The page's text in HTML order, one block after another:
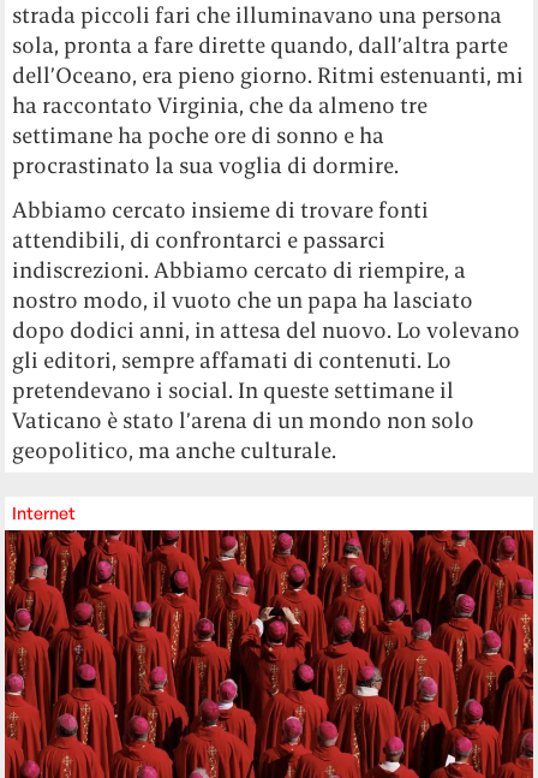
strada piccoli fari che illuminavano una persona
sola, pronta a fare dirette quando, dall’altra parte
dell’Oceano, era pieno giorno. Ritmi estenuanti, mi
ha raccontato Virginia, che da almeno tre
settimane ha poche ore di sonno e ha
procrastinato la sua voglia di dormire.
Abbiamo cercato insieme di trovare fonti
attendibili, di confrontarci e passarci
indiscrezioni. Abbiamo cercato di riempire, a
nostro modo, il vuoto che un papa ha lasciato
dopo dodici anni, in attesa del nuovo. Lo volevano
gli editori, sempre affamati di contenuti. Lo
pretendevano i social. In queste settimane il
Vaticano è stato l’arena di un mondo non solo
geopolitico, ma anche culturale.
Internet